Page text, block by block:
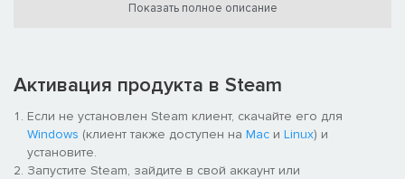
, вертолетаKa-29 и десантного судна на
Знаменитый корпус морской пехоты США усиливает датский
бронемашинAAVP-7A1до штурмовых отделений МОРПЕХОВ
с боевым кличем «Oorah!» и легендарногоF-14A Tomcat
прославленного в ""Top Gun"".
Показать полное описание
Активация продукта в Steam
Если не установлен Steam клиент, скачайте его для
Windows (клиент также доступен на Mac и Linux) и
установите.
Запустите Steam, зайдите в свой аккаунт или